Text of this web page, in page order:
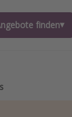
finden
finden